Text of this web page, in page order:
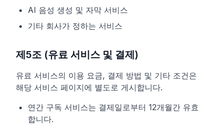
AI 음성 생성 및 자막 서비스
기타 회사가 정하는 서비스
제5조 (유료 서비스 및 결제)
유료 서비스의 이용 요금, 결제 방법 및 기타 조건은
해당 서비스 페이지에 별도로 게시합니다.
연간 구독 서비스는 결제일로부터 12개월간 유효
합니다.